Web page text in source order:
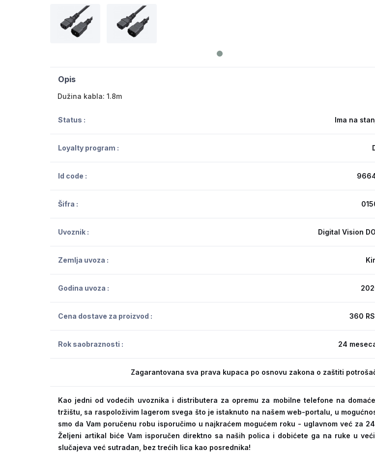
Opis
Dužina kabla: 1.8m
Status : Ima na
Loyalty program :
Id code :
Šifra :
Uvoznik : Digital Vision
Zemlja uvoza :
Godina uvoza :
Cena dostave za proizvod : 360
Rok saobraznosti : 24
Zagarantovana sva prava kupaca po osnovu zakona o zaštiti
Kao jedni od vodećih uvoznika i distributera za opremu za mobilne telefone na
tržištu, sa raspoloživim lagerom svega što je istaknuto na našem web-portalu, u
smo da Vam poručenu robu isporučimo u najkraćem mogućem roku - uglavnom već za
Željeni artikal biće Vam isporučen direktno sa naših polica i dobićete ga na ruke u
slučajeva već sutradan, bez trećih lica kao posrednika!